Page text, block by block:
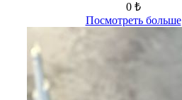
0 ₺
Посмотреть больше